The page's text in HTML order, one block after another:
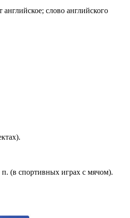
слово английского
(в спортивных играх с мячом).